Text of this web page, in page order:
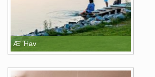
Æ' Hav